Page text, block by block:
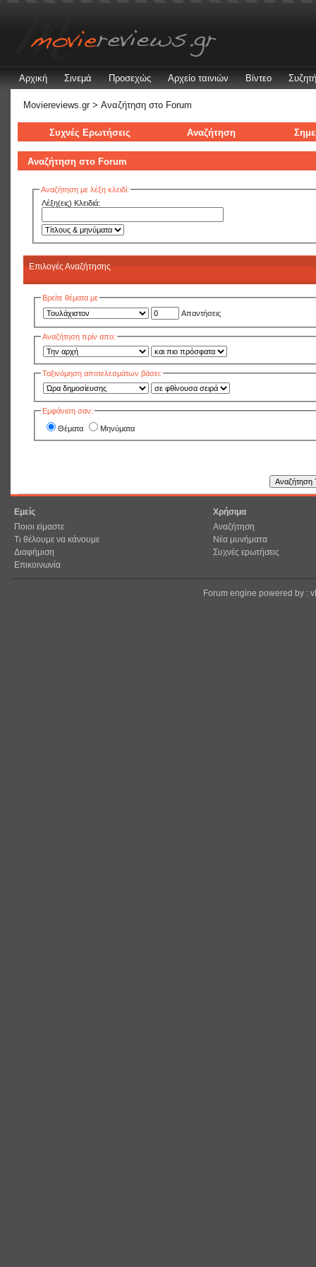
Αρχική Σινεμά Προσεχώς Αρχείο ταινιών Βίντεο
Moviereviews.gr > Αναζήτηση στo Forum
Συχνές Ερωτήσεις Αναζήτηση
Αναζήτηση στo Forum
Αναζήτηση με λέξη κλειδί:
Λέξη(εις) Κλειδιά:
Επιλογές Αναζήτησης
Βρείτε θέματα με
Απαντήσεις
Αναζήτηση πρίν απο:
Ταξινόμηση αποτελεσμάτων βάσει:
Εμφάνιση σαν:
Θέματα Μηνύματα
Εμείς
Ποιοι είμαστε
Τι θέλουμε να κάνουμε
Διαφήμιση
Επικοινωνία
Χρήσιμα
Αναζήτηση
Νέα μυνήματα
Συχνές ερωτήσεις
Forum engine powered by :